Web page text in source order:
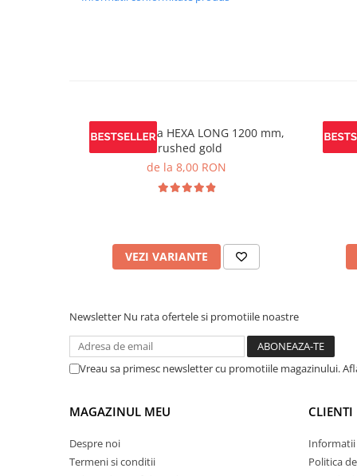
Maner mobila HEXA LONG 1200 mm,
brushed gold
de la 8,00 RON
VEZI VARIANTE
Newsletter Nu rata ofertele si promotiile noastre
Vreau sa primesc newsletter cu promotiile magazinului.
MAGAZINUL MEU
Despre noi
Termeni si conditii
CLIENTI
Politica